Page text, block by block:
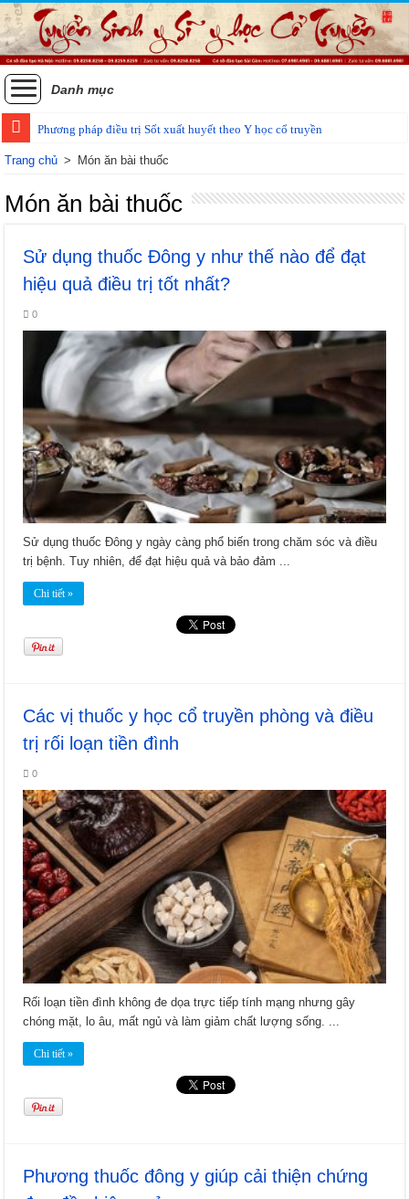
Danh mục
Phương pháp điều trị Sốt xuất huyết theo Y học cổ truyền
Các phương pháp điều trị zona thần kinh bằng Đông y
Trang chủ > Món ăn bài thuốc
Món ăn bài thuốc
Sử dụng thuốc Đông y như thế nào để đạt
hiệu quả điều trị tốt nhất?
0
Sử dụng thuốc Đông y ngày càng phổ biến trong chăm sóc và điều
trị bệnh. Tuy nhiên, để đạt hiệu quả và bảo đảm ...
Chi tiết »
Các vị thuốc y học cổ truyền phòng và điều
trị rối loạn tiền đình
0
Rối loạn tiền đình không đe dọa trực tiếp tính mạng nhưng gây
chóng mặt, lo âu, mất ngủ và làm giảm chất lượng sống. ...
Chi tiết »
Phương thuốc đông y giúp cải thiện chứng